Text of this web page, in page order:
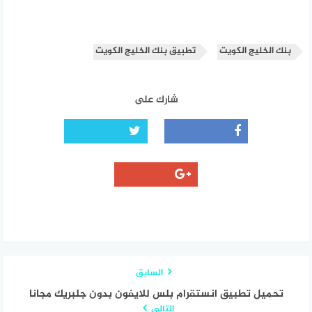
بنك الخليج الكويت تطبيق بنك الخليج الكويت
شارك على
السابق
تحميل تطبيق انستقرام بلس للايفون بدون جلبريك مجانا